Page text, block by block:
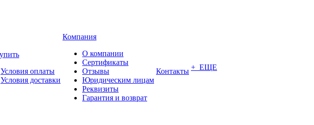
Условия оплаты
Условия доставки
Компания
О компании
Сертификаты
Отзывы
Юридическим лицам
Реквизиты
Гарантия и возврат
Контакты + ЕЩЕ